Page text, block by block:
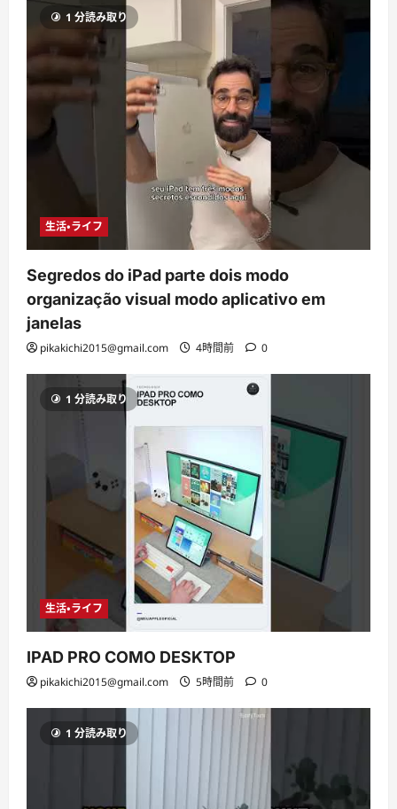
1 分読み取り
生活・ライフ
Segredos do iPad parte dois modo
organização visual modo aplicativo em
janelas
pikakichi2015@gmail.com 4時間前 0
1 分読み取り
生活・ライフ
IPAD PRO COMO DESKTOP
pikakichi2015@gmail.com 5時間前 0
1 分読み取り